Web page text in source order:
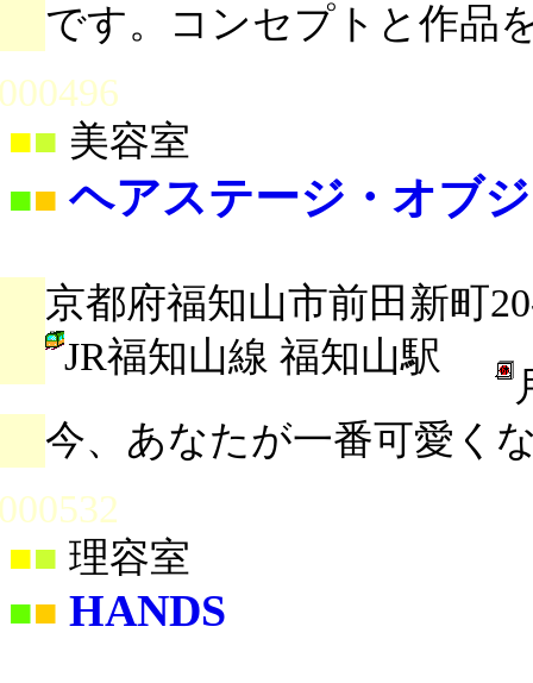
です。コンセプトと作品
■ 美容室
■■ ヘアステージ・オブ
京都府福知山市前田新町
JR福知山線 福知山駅
今、あなたが一番可愛く
■ 理容室
■■ HANDS